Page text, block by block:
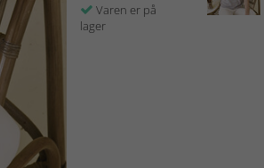
Varen er på
lager